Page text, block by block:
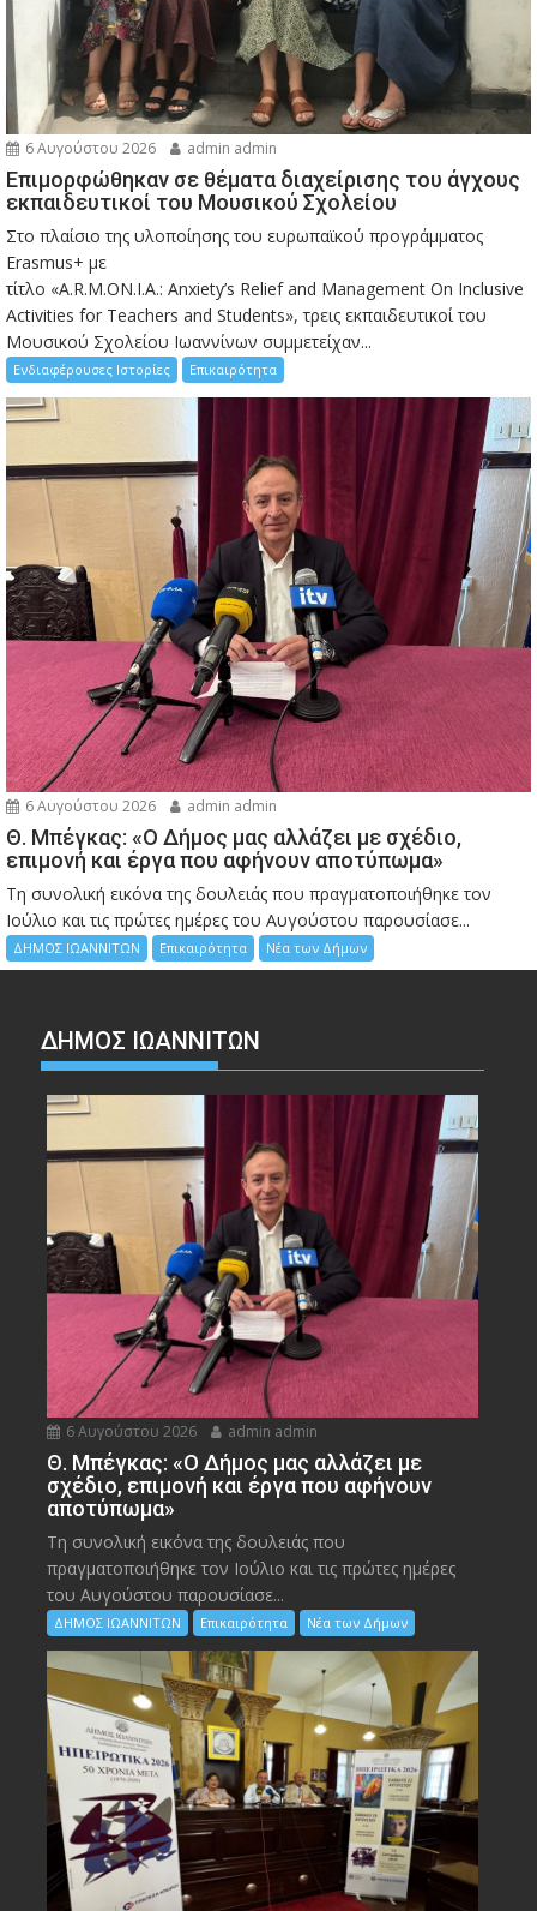
6 Αυγούστου 2026 admin admin
Eπιμορφώθηκαν σε θέματα διαχείρισης του άγχους
εκπαιδευτικοί του Μουσικού Σχολείου
Στο πλαίσιο της υλοποίησης του ευρωπαϊκού προγράμματος
Erasmus+ με
τίτλο «A.R.M.ON.I.A.: Anxiety’s Relief and Management On Inclusive
Activities for Teachers and Students», τρεις εκπαιδευτικοί του
Μουσικού Σχολείου Ιωαννίνων συμμετείχαν...
Ενδιαφέρουσες Ιστορίες Επικαιρότητα
6 Αυγούστου 2026 admin admin
Θ. Μπέγκας: «Ο Δήμος μας αλλάζει με σχέδιο,
επιμονή και έργα που αφήνουν αποτύπωμα»
Τη συνολική εικόνα της δουλειάς που πραγματοποιήθηκε τον
Ιούλιο και τις πρώτες ημέρες του Αυγούστου παρουσίασε...
ΔΗΜΟΣ ΙΩΑΝΝΙΤΩΝ Επικαιρότητα Νέα των Δήμων
ΔΗΜΟΣ ΙΩΑΝΝΙΤΩΝ
6 Αυγούστου 2026 admin admin
Θ. Μπέγκας: «Ο Δήμος μας αλλάζει με
σχέδιο, επιμονή και έργα που αφήνουν
αποτύπωμα»
Τη συνολική εικόνα της δουλειάς που
πραγματοποιήθηκε τον Ιούλιο και τις πρώτες ημέρες
του Αυγούστου παρουσίασε...
ΔΗΜΟΣ ΙΩΑΝΝΙΤΩΝ Επικαιρότητα Νέα των Δήμων